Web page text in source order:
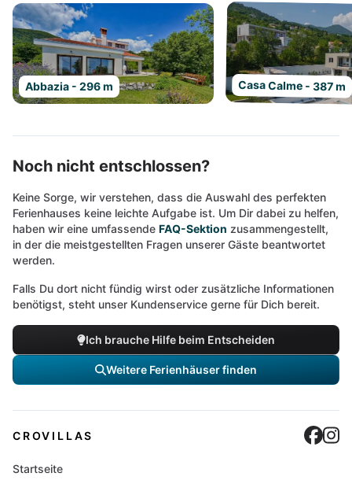
Abbazia - 296 m Casa Calme - 387 m
Noch nicht entschlossen?
Keine Sorge, wir verstehen, dass die Auswahl des perfekten
Ferienhauses keine leichte Aufgabe ist. Um Dir dabei zu helfen,
haben wir eine umfassende FAQ-Sektion zusammengestellt,
in der die meistgestellten Fragen unserer Gäste beantwortet
werden.
Falls Du dort nicht fündig wirst oder zusätzliche Informationen
benötigst, steht unser Kundenservice gerne für Dich bereit.
Ich brauche Hilfe beim Entscheiden
Weitere Ferienhäuser finden
CROVILLAS
Startseite